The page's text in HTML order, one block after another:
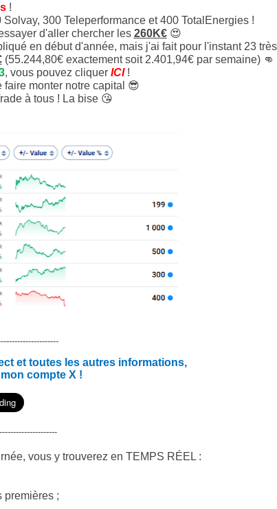
!
300 Teleperformance et 400 TotalEnergies !
d'aller chercher les 260K€😍
en début d'année, mais j'ai fait pour l'instant 23 très
(55.244,80€ exactement soit 2.401,94€ par semaine) 👊
, vous pouvez cliquer ICI !
monter notre capital 😎
à tous ! La bise 😘
et toutes les autres informations,
compte X !
vous y trouverez en TEMPS RÉEL :
premières ;